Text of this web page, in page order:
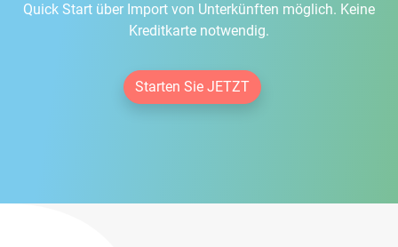
Quick Start über Import von Unterkünften möglich. Keine
Kreditkarte notwendig.
Starten Sie JETZT